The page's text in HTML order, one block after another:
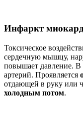
Инфаркт
Токсическое
сердечную мышцу,
повышает давление. В
артерий. Проявляется
отдающей в руку или
холодным потом.